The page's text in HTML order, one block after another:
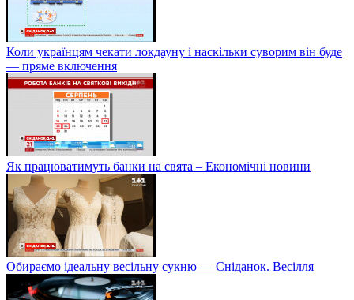
Коли українцям чекати локдауну і наскільки суворим він буде
— пряме включення
Як працюватимуть банки на свята – Економічні новини
Обираємо ідеальну весільну сукню — Сніданок. Весілля